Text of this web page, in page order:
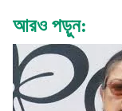
আরও পড়ুন: